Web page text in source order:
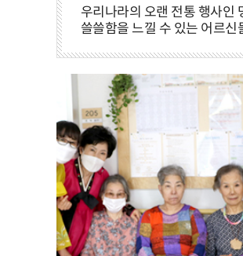
우리나라의 오랜 전통 행사인
쓸쓸함을 느낄 수 있는 어르